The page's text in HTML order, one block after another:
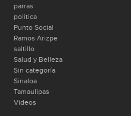
parras
politica
Punto Social
Ramos Arizpe
saltillo
Salud y Belleza
Sin categoría
Sinaloa
Tamaulipas
Videos